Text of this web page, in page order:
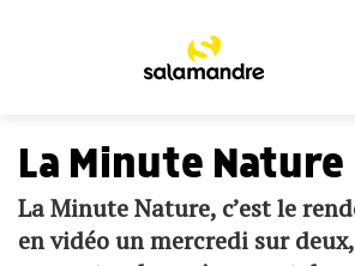
La Minute Nature
La Minute Nature, c’est le
en vidéo un mercredi sur